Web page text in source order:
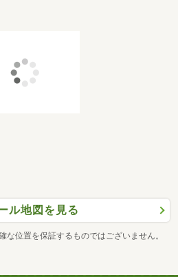
ル地図を見る
な位置を保証するものではございません。